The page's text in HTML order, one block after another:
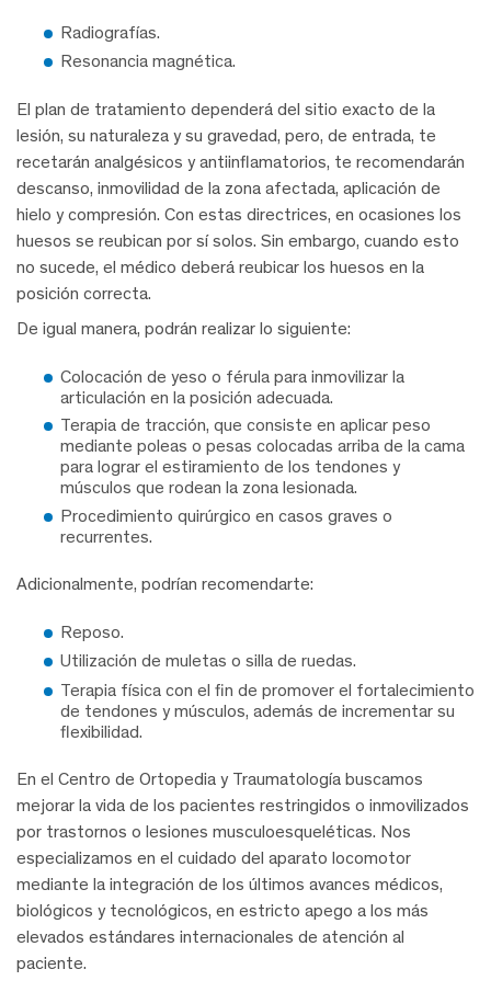
Radiografías.
Resonancia magnética.
El plan de tratamiento dependerá del sitio exacto de la
lesión, su naturaleza y su gravedad, pero, de entrada, te
recetarán analgésicos y antiinflamatorios, te recomendarán
descanso, inmovilidad de la zona afectada, aplicación de
hielo y compresión. Con estas directrices, en ocasiones los
huesos se reubican por sí solos. Sin embargo, cuando esto
no sucede, el médico deberá reubicar los huesos en la
posición correcta.
De igual manera, podrán realizar lo siguiente:
Colocación de yeso o férula para inmovilizar la
articulación en la posición adecuada.
Terapia de tracción, que consiste en aplicar peso
mediante poleas o pesas colocadas arriba de la cama
para lograr el estiramiento de los tendones y
músculos que rodean la zona lesionada.
Procedimiento quirúrgico en casos graves o
recurrentes.
Adicionalmente, podrían recomendarte:
Reposo.
Utilización de muletas o silla de ruedas.
Terapia física con el fin de promover el fortalecimiento
de tendones y músculos, además de incrementar su
flexibilidad.
En el Centro de Ortopedia y Traumatología buscamos
mejorar la vida de los pacientes restringidos o inmovilizados
por trastornos o lesiones musculoesqueléticas. Nos
especializamos en el cuidado del aparato locomotor
mediante la integración de los últimos avances médicos,
biológicos y tecnológicos, en estricto apego a los más
elevados estándares internacionales de atención al
paciente.